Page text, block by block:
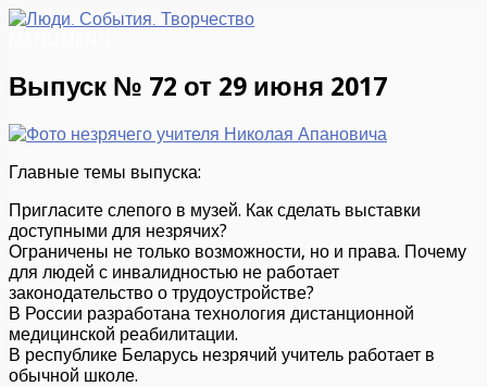
Выпуск № 72 от 29 июня 2017
Главные темы выпуска:
Пригласите слепого в музей. Как сделать выставки
доступными для незрячих?
Ограничены не только возможности, но и права. Почему
для людей с инвалидностью не работает
законодательство о трудоустройстве?
В России разработана технология дистанционной
медицинской реабилитации.
В республике Беларусь незрячий учитель работает в
обычной школе.